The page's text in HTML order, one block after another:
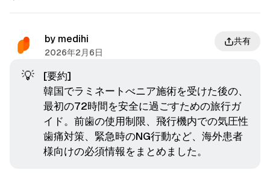
by medihi
2026年2月6日
共有
💡
[要約]
韓国でラミネートべニア施術を受けた後の、
最初の72時間を安全に過ごすための旅行ガ
イド。前歯の使用制限、飛行機内での気圧性
歯痛対策、緊急時のNG行動など、海外患者
様向けの必須情報をまとめました。